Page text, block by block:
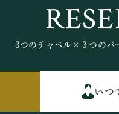
3つのチャペル×３つのパ
いつ